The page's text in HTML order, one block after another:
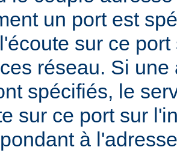
un port est
sur ce
réseau. Si une
spécifiés, le
sur ce port sur
à